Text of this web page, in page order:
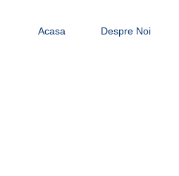
Acasa Despre Noi